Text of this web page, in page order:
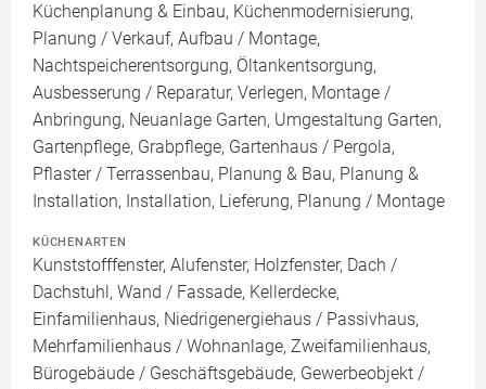
Küchenplanung & Einbau, Küchenmodernisierung,
Planung / Verkauf, Aufbau / Montage,
Nachtspeicherentsorgung, Öltankentsorgung,
Ausbesserung / Reparatur, Verlegen, Montage /
Anbringung, Neuanlage Garten, Umgestaltung Garten,
Gartenpflege, Grabpflege, Gartenhaus / Pergola,
Pflaster / Terrassenbau, Planung & Bau, Planung &
Installation, Installation, Lieferung, Planung / Montage
KÜCHENARTEN
Kunststofffenster, Alufenster, Holzfenster, Dach /
Dachstuhl, Wand / Fassade, Kellerdecke,
Einfamilienhaus, Niedrigenergiehaus / Passivhaus,
Mehrfamilienhaus / Wohnanlage, Zweifamilienhaus,
Bürogebäude / Geschäftsgebäude, Gewerbeobjekt /